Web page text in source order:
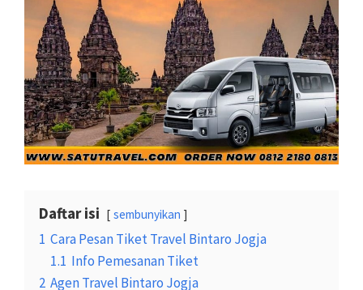
Daftar isi sembunyikan
1 Cara Pesan Tiket Travel Bintaro Jogja
1.1 Info Pemesanan Tiket
2 Agen Travel Bintaro Jogja